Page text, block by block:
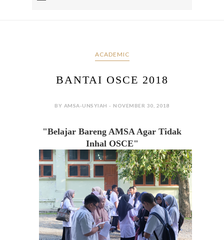
ACADEMIC
BANTAI OSCE 2018
BY AMSA-UNSYIAH - NOVEMBER 30, 2018
"Belajar Bareng AMSA Agar Tidak
Inhal OSCE"